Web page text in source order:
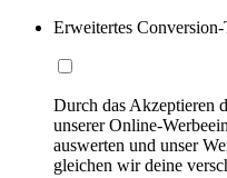
Erweitertes
Durch das Akzeptieren
unserer Online-
auswerten und unser
gleichen wir deine